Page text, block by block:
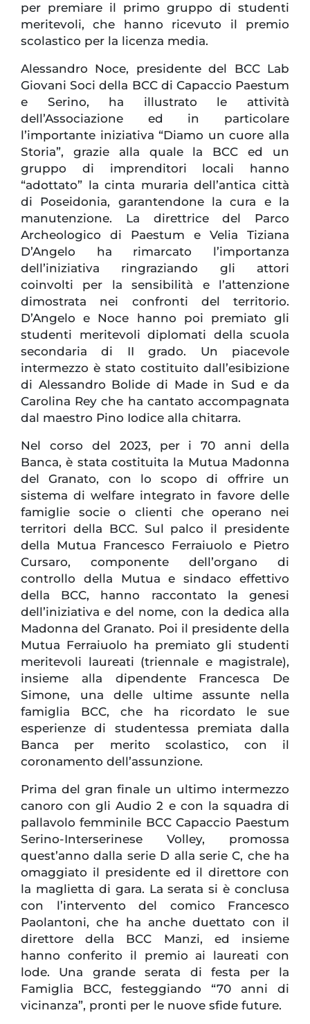
per premiare il primo gruppo di studenti
meritevoli, che hanno ricevuto il premio
scolastico per la licenza media.
Alessandro Noce, presidente del BCC Lab
Giovani Soci della BCC di Capaccio Paestum
e Serino, ha illustrato le attività
dell’Associazione ed in particolare
l’importante iniziativa “Diamo un cuore alla
Storia”, grazie alla quale la BCC ed un
gruppo di imprenditori locali hanno
“adottato” la cinta muraria dell’antica città
di Poseidonia, garantendone la cura e la
manutenzione. La direttrice del Parco
Archeologico di Paestum e Velia Tiziana
D’Angelo ha rimarcato l’importanza
dell’iniziativa ringraziando gli attori
coinvolti per la sensibilità e l’attenzione
dimostrata nei confronti del territorio.
D’Angelo e Noce hanno poi premiato gli
studenti meritevoli diplomati della scuola
secondaria di II grado. Un piacevole
intermezzo è stato costituito dall’esibizione
di Alessandro Bolide di Made in Sud e da
Carolina Rey che ha cantato accompagnata
dal maestro Pino Iodice alla chitarra.
Nel corso del 2023, per i 70 anni della
Banca, è stata costituita la Mutua Madonna
del Granato, con lo scopo di offrire un
sistema di welfare integrato in favore delle
famiglie socie o clienti che operano nei
territori della BCC. Sul palco il presidente
della Mutua Francesco Ferraiuolo e Pietro
Cursaro, componente dell’organo di
controllo della Mutua e sindaco effettivo
della BCC, hanno raccontato la genesi
dell’iniziativa e del nome, con la dedica alla
Madonna del Granato. Poi il presidente della
Mutua Ferraiuolo ha premiato gli studenti
meritevoli laureati (triennale e magistrale),
insieme alla dipendente Francesca De
Simone, una delle ultime assunte nella
famiglia BCC, che ha ricordato le sue
esperienze di studentessa premiata dalla
Banca per merito scolastico, con il
coronamento dell’assunzione.
Prima del gran finale un ultimo intermezzo
canoro con gli Audio 2 e con la squadra di
pallavolo femminile BCC Capaccio Paestum
Serino-Interserinese Volley, promossa
quest’anno dalla serie D alla serie C, che ha
omaggiato il presidente ed il direttore con
la maglietta di gara. La serata si è conclusa
con l’intervento del comico Francesco
Paolantoni, che ha anche duettato con il
direttore della BCC Manzi, ed insieme
hanno conferito il premio ai laureati con
lode. Una grande serata di festa per la
Famiglia BCC, festeggiando “70 anni di
vicinanza”, pronti per le nuove sfide future.